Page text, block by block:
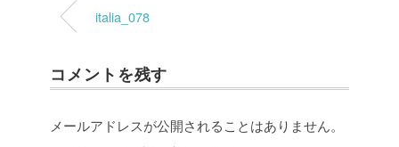
italia_078
コメントを残す
メールアドレスが公開されることはありません。